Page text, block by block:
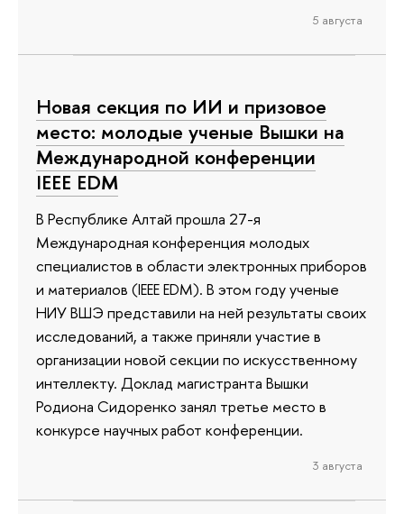
5 августа
Новая секция по ИИ и призовое
место: молодые ученые Вышки на
Международной конференции
IEEE EDM
В Республике Алтай прошла 27-я
Международная конференция молодых
специалистов в области электронных приборов
и материалов (IEEE EDM). В этом году ученые
НИУ ВШЭ представили на ней результаты своих
исследований, а также приняли участие в
организации новой секции по искусственному
интеллекту. Доклад магистранта Вышки
Родиона Сидоренко занял третье место в
конкурсе научных работ конференции.
3 августа